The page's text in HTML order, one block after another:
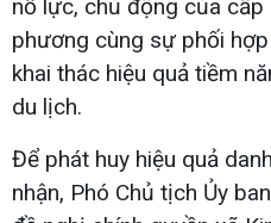
nỗ lực, chủ động của cấp
phương cùng sự phối
khai thác hiệu quả tiềm
du lịch.
Để phát huy hiệu quả
nhận, Phó Chủ tịch Ủy